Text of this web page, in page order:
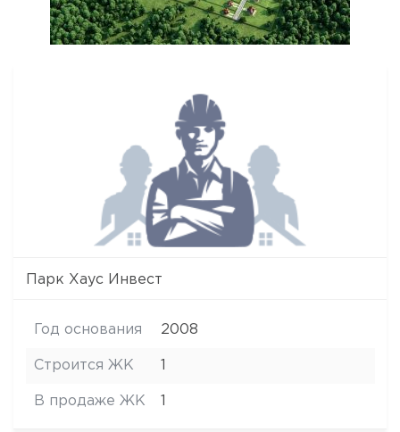
Парк Хаус Инвест
Год основания 2008
Строится ЖК 1
В продаже ЖК 1